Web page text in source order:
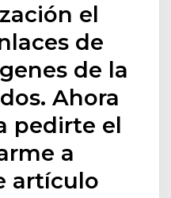
el
de
de la
Ahora
pedirte el
a
artículo